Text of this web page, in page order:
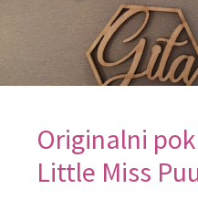
Originalni
Little Miss